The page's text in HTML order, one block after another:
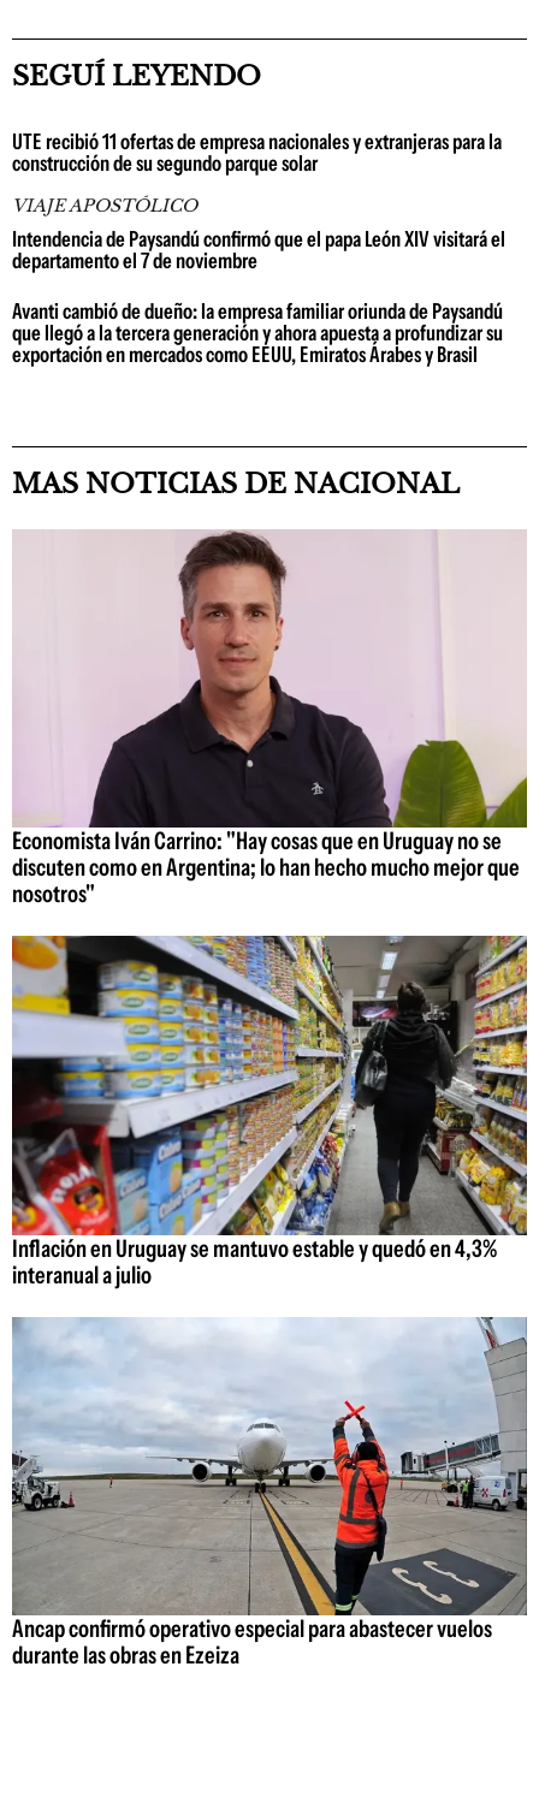
SEGUÍ LEYENDO
UTE recibió 11 ofertas de empresa nacionales y extranjeras para la
construcción de su segundo parque solar
VIAJE APOSTÓLICO
Intendencia de Paysandú confirmó que el papa León XIV visitará el
departamento el 7 de noviembre
Avanti cambió de dueño: la empresa familiar oriunda de Paysandú
que llegó a la tercera generación y ahora apuesta a profundizar su
exportación en mercados como EEUU, Emiratos Árabes y Brasil
MAS NOTICIAS DE NACIONAL
Economista Iván Carrino: "Hay cosas que en Uruguay no se
discuten como en Argentina; lo han hecho mucho mejor que
nosotros"
Inflación en Uruguay se mantuvo estable y quedó en 4,3%
interanual a julio
Ancap confirmó operativo especial para abastecer vuelos
durante las obras en Ezeiza